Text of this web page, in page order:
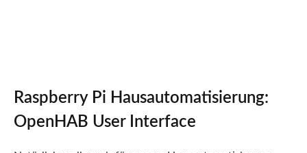
Raspberry Pi Hausautomatisierung:
OpenHAB User Interface